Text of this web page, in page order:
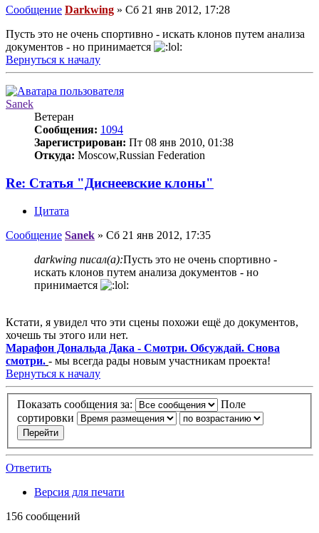
Сообщение Darkwing » Сб 21 янв 2012, 17:28
Пусть это не очень спортивно - искать клонов путем анализа
документов - но принимается
Вернуться к началу
Sanek
Ветеран
Сообщения: 1094
Зарегистрирован: Пт 08 янв 2010, 01:38
Откуда: Moscow,Russian Federation
Re: Статья "Диснеевские клоны"
Цитата
Сообщение Sanek » Сб 21 янв 2012, 17:35
darkwing писал(а):Пусть это не очень спортивно -
искать клонов путем анализа документов - но
принимается
Кстати, я увидел что эти сцены похожи ещё до документов,
хочешь ты этого или нет.
Марафон Дональда Дака - Смотри. Обсуждай. Снова
смотри. - мы всегда рады новым участникам проекта!
Вернуться к началу
Показать сообщения за:
Поле
сортировки
Ответить
Версия для печати
156 сообщений